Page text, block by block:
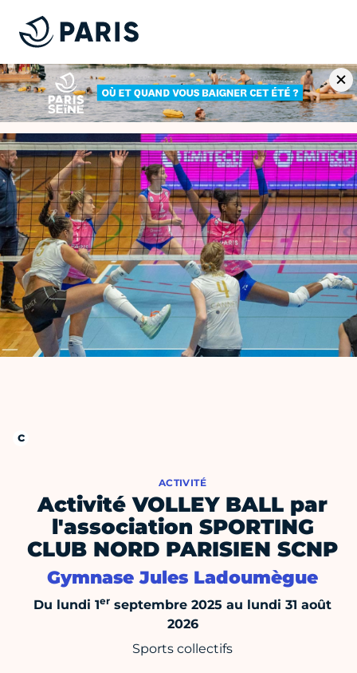
ACTIVITÉ
Activité VOLLEY BALL par
l'association SPORTING
CLUB NORD PARISIEN SCNP
Gymnase Jules Ladoumègue
Du lundi 1er septembre 2025 au lundi 31 août
2026
Sports collectifs